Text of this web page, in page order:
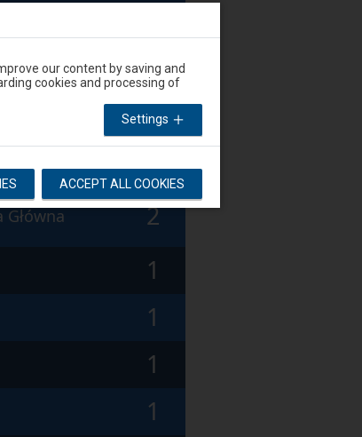
1
1
1
Główna
2
1
1
1
1
our content by saving and
cookies and processing of
Settings
ACCEPT ALL COOKIES